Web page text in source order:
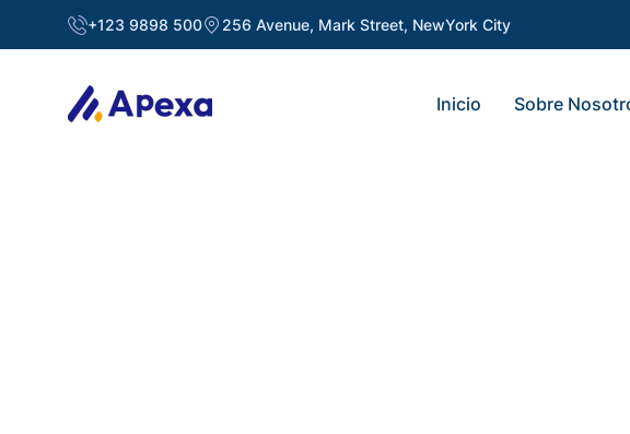
+123 9898 500 256 Avenue, Mark Street, NewYork City
Inicio Sobre